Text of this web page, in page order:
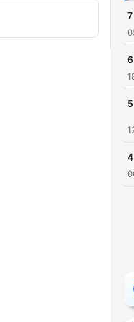
7
6
5
4